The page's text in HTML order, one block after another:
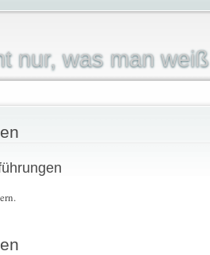
nur, was man weiß